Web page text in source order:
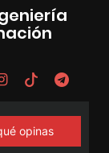
opinas